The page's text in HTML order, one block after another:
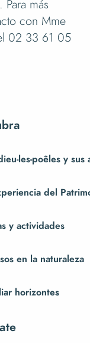
les-poêles y sus
del
y actividades
en la naturaleza
horizontes
más
con Mme
02 33 61 05
SIT
:
través del
condiciones
-